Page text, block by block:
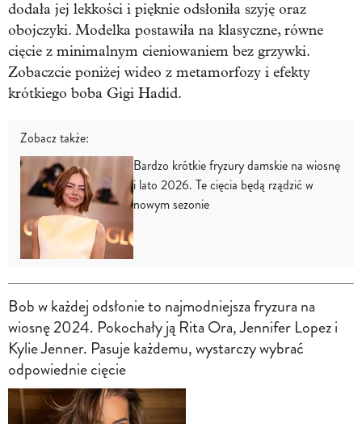
dodała jej lekkości i pięknie odsłoniła szyję oraz
obojczyki. Modelka postawiła na klasyczne, równe
cięcie z minimalnym cieniowaniem bez grzywki.
Zobaczcie poniżej wideo z metamorfozy i efekty
krótkiego boba Gigi Hadid.
Zobacz także:
Bardzo krótkie fryzury damskie na wiosnę
i lato 2026. Te cięcia będą rządzić w
nowym sezonie
Bob w każdej odsłonie to najmodniejsza fryzura na
wiosnę 2024. Pokochały ją Rita Ora, Jennifer Lopez i
Kylie Jenner. Pasuje każdemu, wystarczy wybrać
odpowiednie cięcie